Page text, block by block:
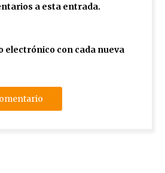
a esta entrada.
electrónico con cada nueva